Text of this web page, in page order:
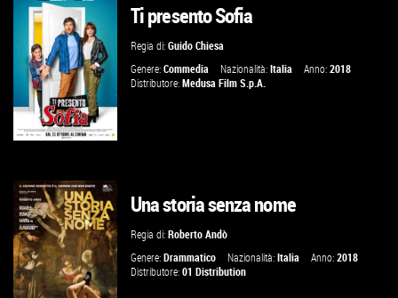
GUARDA IL TRAILER
VAI ALLA SCHEDA
GUARDA IL TRAILER
VAI ALLA SCHEDA
Ti presento Sofia
Regia di:Guido Chiesa
Genere:Commedia Nazionalità:Italia Anno:2018
Distributore:Medusa Film S.p.A.
Una storia senza nome
Regia di:Roberto Andò
Genere:Drammatico Nazionalità:Italia Anno:2018
Distributore:01 Distribution